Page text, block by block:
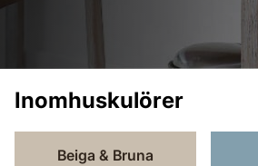
Inomhuskulörer
Beiga & Bruna